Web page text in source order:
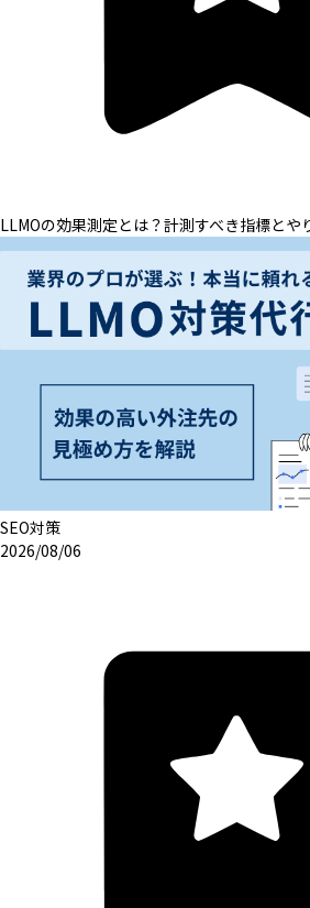
LLMOの効果測定とは？計測すべき指標とや
SEO対策
2026/08/06